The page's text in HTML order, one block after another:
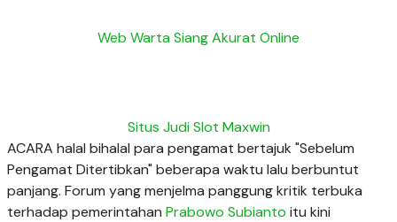
Web Warta Siang Akurat Online
Situs Judi Slot Maxwin
ACARA halal bihalal para pengamat bertajuk "Sebelum
Pengamat Ditertibkan" beberapa waktu lalu berbuntut
panjang. Forum yang menjelma panggung kritik terbuka
terhadap pemerintahan Prabowo Subianto itu kini